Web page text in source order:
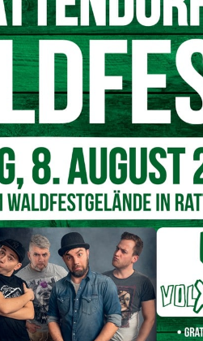
auf der Wurzenpassstraße.
© Freiwillige Feuerwehr Arnoldstein
im letzten Steilstück der
SRF-K (Schweres
ist, wurde der PKW nach etwa einer
freigegeben. Im Einsatz
Fürnitz, zwei RTWs vom Roten
Nächster Artikel